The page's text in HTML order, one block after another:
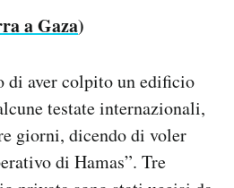
a Gaza)
di aver colpito un edificio
testate internazionali,
giorni, dicendo di voler
di Hamas”. Tre